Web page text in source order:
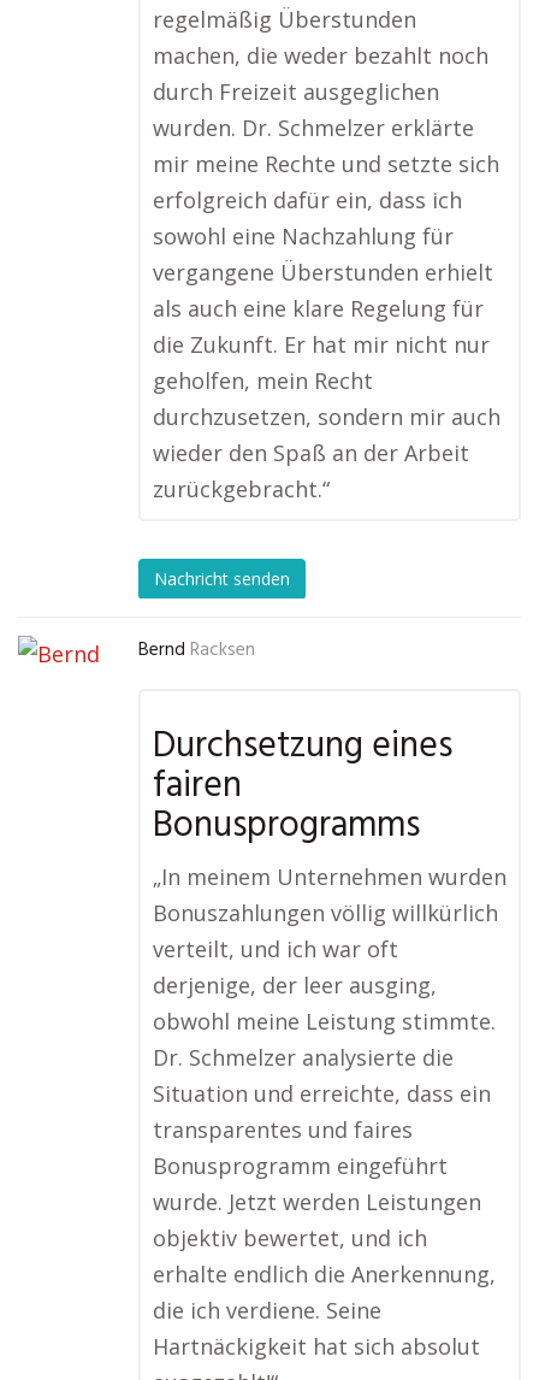
regelmäßig Überstunden
machen, die weder bezahlt noch
durch Freizeit ausgeglichen
wurden. Dr. Schmelzer erklärte
mir meine Rechte und setzte sich
erfolgreich dafür ein, dass ich
sowohl eine Nachzahlung für
vergangene Überstunden erhielt
als auch eine klare Regelung für
die Zukunft. Er hat mir nicht nur
geholfen, mein Recht
durchzusetzen, sondern mir auch
wieder den Spaß an der Arbeit
zurückgebracht.“
Nachricht senden
Bernd Racksen
Durchsetzung eines
fairen
Bonusprogramms
„In meinem Unternehmen wurden
Bonuszahlungen völlig willkürlich
verteilt, und ich war oft
derjenige, der leer ausging,
obwohl meine Leistung stimmte.
Dr. Schmelzer analysierte die
Situation und erreichte, dass ein
transparentes und faires
Bonusprogramm eingeführt
wurde. Jetzt werden Leistungen
objektiv bewertet, und ich
erhalte endlich die Anerkennung,
die ich verdiene. Seine
Hartnäckigkeit hat sich absolut